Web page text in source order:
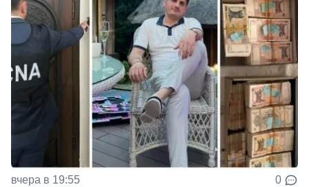
вчера в 19:55 0